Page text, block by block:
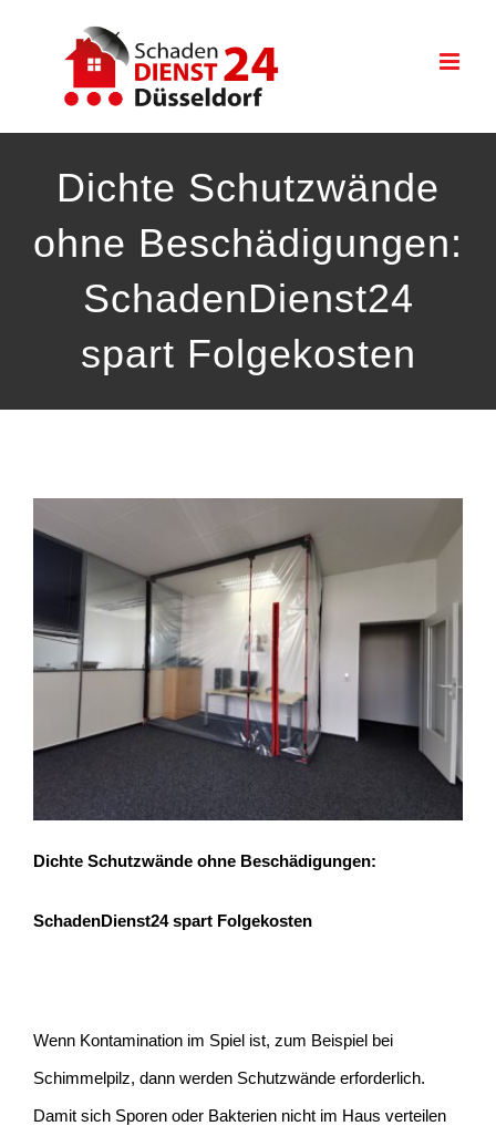
Dichte Schutzwände
ohne Beschädigungen:
SchadenDienst24
spart Folgekosten
Dichte Schutzwände ohne Beschädigungen:
SchadenDienst24 spart Folgekosten
Wenn Kontamination im Spiel ist, zum Beispiel bei
Schimmelpilz, dann werden Schutzwände erforderlich.
Damit sich Sporen oder Bakterien nicht im Haus verteilen